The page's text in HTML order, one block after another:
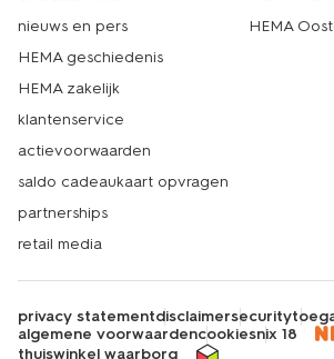
nieuws en pers
HEMA geschiedenis
HEMA zakelijk
klantenservice
actievoorwaarden
saldo cadeaukaart opvragen
partnerships
retail media
HEMA
privacy statementdisclaimersecurity
algemene voorwaardencookiesnix 18
thuiswinkel waarborg